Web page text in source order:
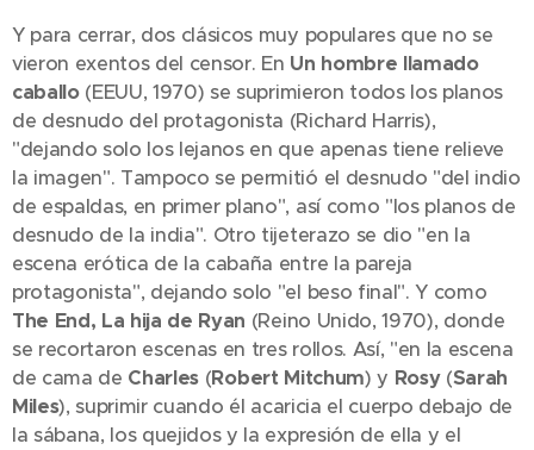
Y para cerrar, dos clásicos muy populares que no se
vieron exentos del censor. En Un hombre llamado
caballo(EEUU, 1970) se suprimieron todos los planos
de desnudo del protagonista (Richard Harris),
"dejando solo los lejanos en que apenas tiene relieve
la imagen". Tampoco se permitió el desnudo "del indio
de espaldas, en primer plano", así como "los planos de
desnudo de la india". Otro tijeterazo se dio "en la
escena erótica de la cabaña entre la pareja
protagonista", dejando solo "el beso final". Y como
The End, La hija de Ryan (Reino Unido, 1970), donde
se recortaron escenas en tres rollos. Así, "en la escena
de cama de Charles (Robert Mitchum) y Rosy(Sarah
Miles), suprimir cuando él acaricia el cuerpo debajo de
la sábana, los quejidos y la expresión de ella y el